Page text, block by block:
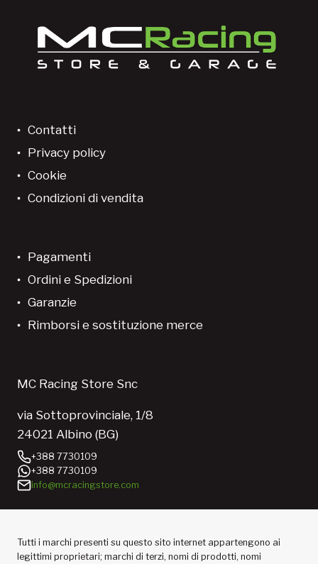
Contatti
Privacy policy
Cookie
Condizioni di vendita
Pagamenti
Ordini e Spedizioni
Garanzie
Rimborsi e sostituzione merce
MC Racing Store Snc
via Sottoprovinciale, 1/8
24021 Albino (BG)
+388 7730109
+388 7730109
info@mcracingstore.com
Tutti i marchi presenti su questo sito internet appartengono ai
legittimi proprietari; marchi di terzi, nomi di prodotti, nomi